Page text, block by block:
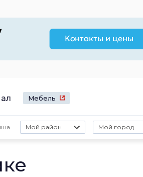
Мебель
Мой район Мой город